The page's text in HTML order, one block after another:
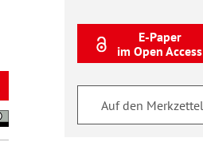
E-Paper
im Open Access
Auf den Merkzettel